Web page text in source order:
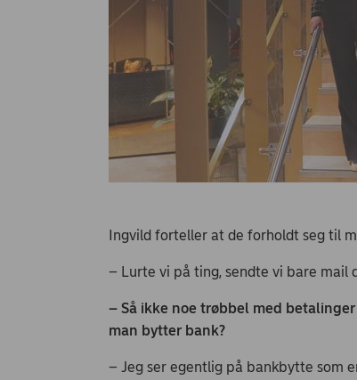
Ingvild forteller at de forholdt seg til
– Lurte vi på ting, sendte vi bare mail
– Så ikke noe trøbbel med
man bytter bank?
– Jeg ser egentlig på bankbytte som